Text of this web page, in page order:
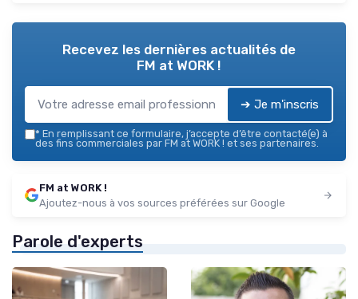
Recevez les dernières actualités de
FM at WORK !
➔ Je m'inscris
* En remplissant ce formulaire, j’accepte d’être contacté(e) à
des fins commerciales par FM at WORK ! et ses partenaires.
FM at WORK !
Ajoutez-nous à vos sources préférées sur Google
Parole d'experts